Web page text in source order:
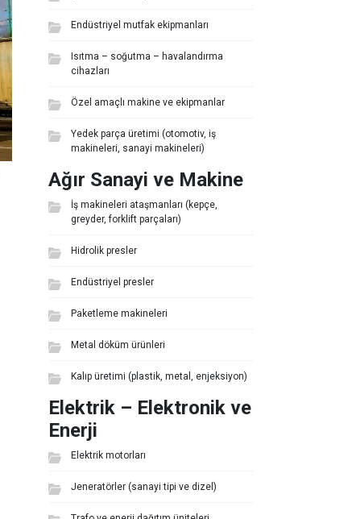
Endüstriyel mutfak ekipmanları
Isıtma – soğutma – havalandırma
cihazları
Özel amaçlı makine ve ekipmanlar
Yedek parça üretimi (otomotiv, iş
makineleri, sanayi makineleri)
Ağır Sanayi ve Makine
İş makineleri ataşmanları (kepçe,
greyder, forklift parçaları)
Hidrolik presler
Endüstriyel presler
Paketleme makineleri
Metal döküm ürünleri
Kalıp üretimi (plastik, metal, enjeksiyon)
Elektrik – Elektronik ve
Enerji
Elektrik motorları
Jeneratörler (sanayi tipi ve dizel)